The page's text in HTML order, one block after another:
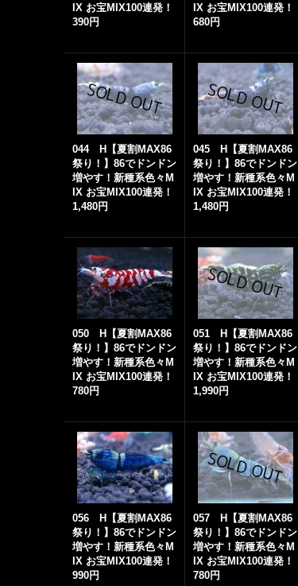
IX お宝MIX100連発！
390円
IX お宝MIX100連発！
680円
044 H【夏割MAX86
祭り！】86でドンドン
増やす！新種系色々M
IX お宝MIX100連発！
1,480円
045 H【夏割MAX86
祭り！】86でドンドン
増やす！新種系色々M
IX お宝MIX100連発！
1,480円
050 H【夏割MAX86
祭り！】86でドンドン
増やす！新種系色々M
IX お宝MIX100連発！
780円
051 H【夏割MAX86
祭り！】86でドンドン
増やす！新種系色々M
IX お宝MIX100連発！
1,990円
056 H【夏割MAX86
祭り！】86でドンドン
増やす！新種系色々M
IX お宝MIX100連発！
990円
057 H【夏割MAX86
祭り！】86でドンドン
増やす！新種系色々M
IX お宝MIX100連発！
780円